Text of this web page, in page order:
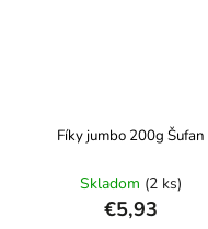
Fíky jumbo 200g Šufan
Skladom (2 ks)
€5,93